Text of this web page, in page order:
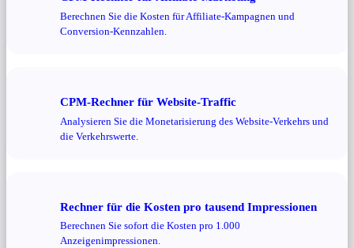
Berechnen Sie die Kosten für Affiliate-Kampagnen und
Conversion-Kennzahlen.
CPM-Rechner für Website-Traffic
Analysieren Sie die Monetarisierung des Website-Verkehrs und
die Verkehrswerte.
Rechner für die Kosten pro tausend Impressionen
Berechnen Sie sofort die Kosten pro 1.000
Anzeigenimpressionen.